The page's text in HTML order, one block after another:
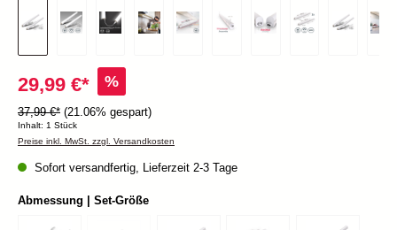
29,99 €* %
37,99 €* (21.06% gespart)
Inhalt: 1 Stück
Preise inkl. MwSt. zzgl. Versandkosten
Sofort versandfertig, Lieferzeit 2-3 Tage
Abmessung | Set-Größe